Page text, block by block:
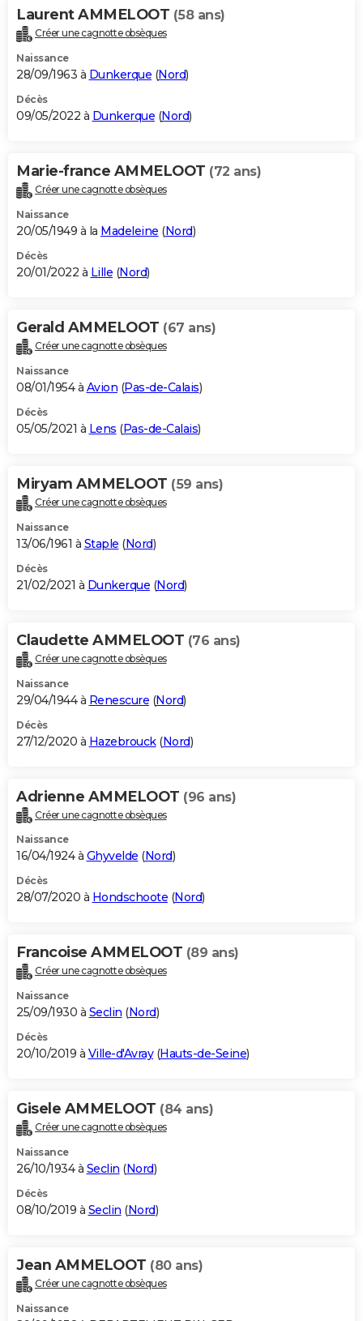
Laurent AMMELOOT (58 ans)
Créer une cagnotte obsèques
Naissance
28/09/1963 à Dunkerque (Nord)
Décès
09/05/2022 à Dunkerque (Nord)
Marie-france AMMELOOT (72 ans)
Créer une cagnotte obsèques
Naissance
20/05/1949 à la Madeleine (Nord)
Décès
20/01/2022 à Lille (Nord)
Gerald AMMELOOT (67 ans)
Créer une cagnotte obsèques
Naissance
08/01/1954 à Avion (Pas-de-Calais)
Décès
05/05/2021 à Lens (Pas-de-Calais)
Miryam AMMELOOT (59 ans)
Créer une cagnotte obsèques
Naissance
13/06/1961 à Staple (Nord)
Décès
21/02/2021 à Dunkerque (Nord)
Claudette AMMELOOT (76 ans)
Créer une cagnotte obsèques
Naissance
29/04/1944 à Renescure (Nord)
Décès
27/12/2020 à Hazebrouck(Nord)
Adrienne AMMELOOT (96 ans)
Créer une cagnotte obsèques
Naissance
16/04/1924 à Ghyvelde (Nord)
Décès
28/07/2020 à Hondschoote (Nord)
Francoise AMMELOOT (89 ans)
Créer une cagnotte obsèques
Naissance
25/09/1930 à Seclin (Nord)
Décès
20/10/2019 à Ville-d'Avray(Hauts-de-Seine)
Gisele AMMELOOT (84 ans)
Créer une cagnotte obsèques
Naissance
26/10/1934 à Seclin (Nord)
Décès
08/10/2019 à Seclin (Nord)
Jean AMMELOOT (80 ans)
Créer une cagnotte obsèques
Naissance